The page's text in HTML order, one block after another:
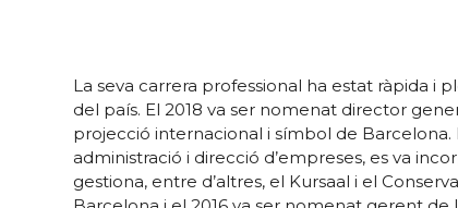
La seva carrera professional ha estat ràpida i
del país. El 2018 va ser nomenat director
projecció internacional i símbol de Barcelona.
administració i direcció d’empreses, es va
gestiona, entre d’altres, el Kursaal i el